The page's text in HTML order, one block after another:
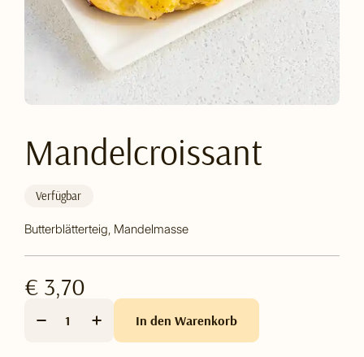
Mandelcroissant
Verfügbar
Butterblätterteig, Mandelmasse
€ 3,70
In den Warenkorb